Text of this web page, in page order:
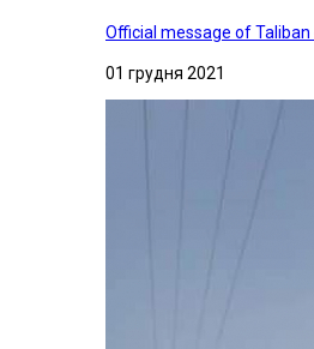
Official message of
01 грудня 2021